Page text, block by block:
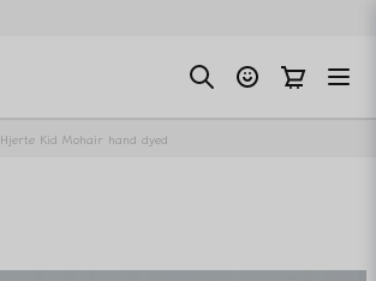
Hjerte Kid Mohair hand dyed